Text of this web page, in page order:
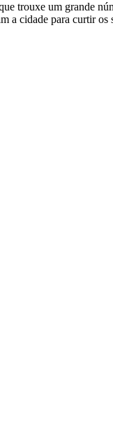
trouxe um grande
a cidade para curtir os